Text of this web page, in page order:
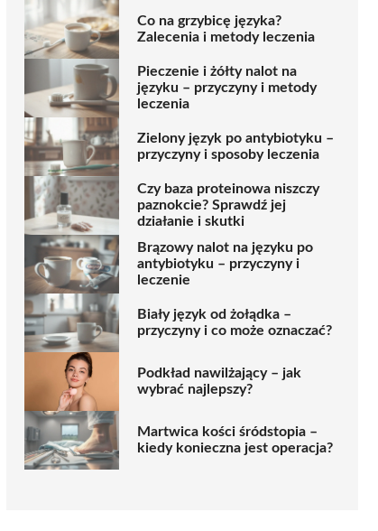
Co na grzybicę języka?
Zalecenia i metody leczenia
Pieczenie i żółty nalot na
języku – przyczyny i metody
leczenia
Zielony język po antybiotyku –
przyczyny i sposoby leczenia
Czy baza proteinowa niszczy
paznokcie? Sprawdź jej
działanie i skutki
Brązowy nalot na języku po
antybiotyku – przyczyny i
leczenie
Biały język od żołądka –
przyczyny i co może oznaczać?
Podkład nawilżający – jak
wybrać najlepszy?
Martwica kości śródstopia –
kiedy konieczna jest operacja?